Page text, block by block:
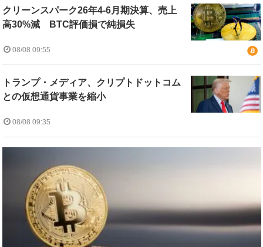
クリーンスパーク26年4-6月期決算、売上
高30%減 BTC評価損で純損失
08/08 09:55
トランプ・メディア、クリプトドットコム
との仮想通貨事業を縮小
08/08 09:35